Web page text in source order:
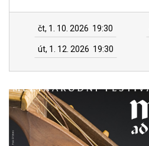
čt, 1. 10. 2026 19:30
út, 1. 12. 2026 19:30